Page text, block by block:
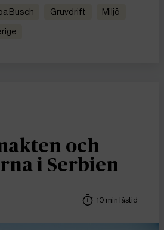
Busch gruvdrift miljö
och
i Serbien
10 min lästid